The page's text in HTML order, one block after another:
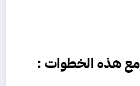
مع هذه الخطوات :